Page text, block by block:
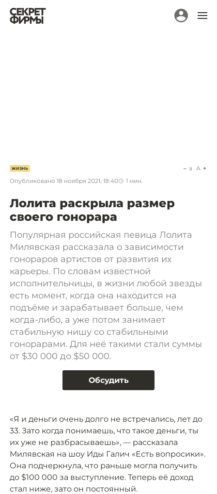
ЖИЗНЬ
Опубликовано 18 ноября 2021, 18:40 1 мин.
a A
Лолита раскрыла размер
своего гонорара
Популярная российская певица Лолита
Милявская рассказала о зависимости
гонораров артистов от развития их
карьеры. По словам известной
исполнительницы, в жизни любой звезды
есть момент, когда она находится на
подъёме и зарабатывает больше, чем
когда-либо, а уже потом занимает
стабильную нишу со стабильными
гонорарами. Для неё такими стали суммы
от $30 000 до $50 000.
Обсудить
«Я и деньги очень долго не встречались, лет до
33. Зато когда понимаешь, что такое деньги, ты
их уже не разбрасываешь», — рассказала
Милявская на шоу Иды Галич «Есть вопросики».
Она подчеркнула, что раньше могла получить
до $100 000 за выступление. Теперь её доход
стал ниже, зато он постоянный.